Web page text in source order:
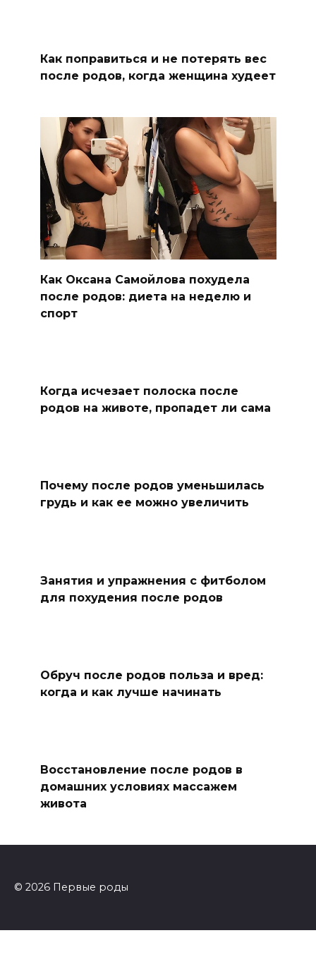
Как поправиться и не потерять вес
после родов, когда женщина худеет
Как Оксана Самойлова похудела
после родов: диета на неделю и
спорт
Когда исчезает полоска после
родов на животе, пропадет ли сама
Почему после родов уменьшилась
грудь и как ее можно увеличить
Занятия и упражнения с фитболом
для похудения после родов
Обруч после родов польза и вред:
когда и как лучше начинать
Восстановление после родов в
домашних условиях массажем
живота
© 2026 Первые роды